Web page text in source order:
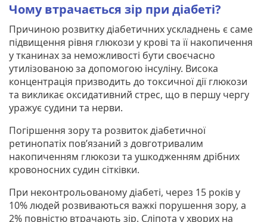
Чому втрачається зір при діабеті?
Причиною розвитку діабетичних ускладнень є саме
підвищення рівня глюкози у крові та її накопичення
у тканинах за неможливості бути своєчасно
утилізованою за допомогою інсуліну. Висока
концентрація призводить до токсичної дії глюкози
та викликає оксидативний стрес, що в першу чергу
уражує судини та нерви.
Погіршення зору та розвиток діабетичної
ретинопатіх пов’язаний з довготривалим
накопиченням глюкози та ушкодженням дрібних
кровоносних судин сітківки.
При неконтрольованому діабеті, через 15 років у
10% людей розвиваються важкі порушення зору, а
2% повністю втрачають зір. Сліпота у хворих на